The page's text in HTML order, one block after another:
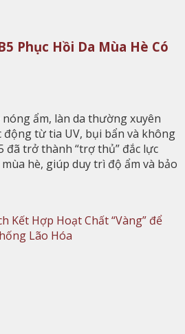
Phục Hồi Da Mùa Hè Có
ẩm, làn da thường xuyên
động từ tia UV, bụi bẩn và không
đã trở thành “trợ thủ” đắc lực
hè, giúp duy trì độ ẩm và bảo